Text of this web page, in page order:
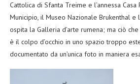
Cattolica di Sfanta Treime e l’annessa Casa
Municipio, il Museo Nazionale Brukenthal e
ospita la Galleria d’arte rumena; ma ciò
è il colpo d’occhio in uno spazio troppo
documentato da un’unica foto in maniera